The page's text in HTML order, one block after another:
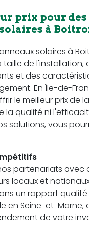
prix pour
à
solaires à
de l'installation,
et des
En Île-de-
le meilleur prix de
la qualité ni
solutions, vous
partenariats avec
locaux et
un rapport
en Seine-et-Marne,
de votre